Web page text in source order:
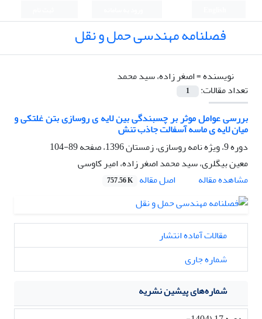
فصلنامه مهندسی حمل و نقل
نویسنده =اصغر زاده، سید محمد
تعداد مقالات:
1
بررسی عوامل موثر بر چسبندگی بین لایه ی روسازی بتن غلتکی و
میان لایه ی ماسه آسفالت جاذب تنش
دوره 9، ویژه نامه روسازی، زمستان 1396، صفحه
89-104
معین بیگلری، سید محمد اصغر زاده، امیر کاوسی
مشاهده مقاله
اصل مقاله 757.56 K
مقالات آماده انتشار
شماره جاری
شماره‌های پیشین نشریه